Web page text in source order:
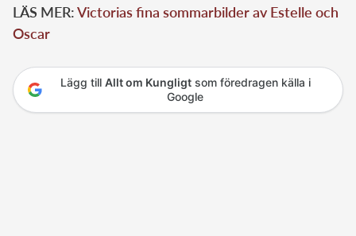
LÄS MER:Victorias fina sommarbilder av Estelle och
Oscar
Lägg till Allt om Kungligtsom föredragen källa i
Google